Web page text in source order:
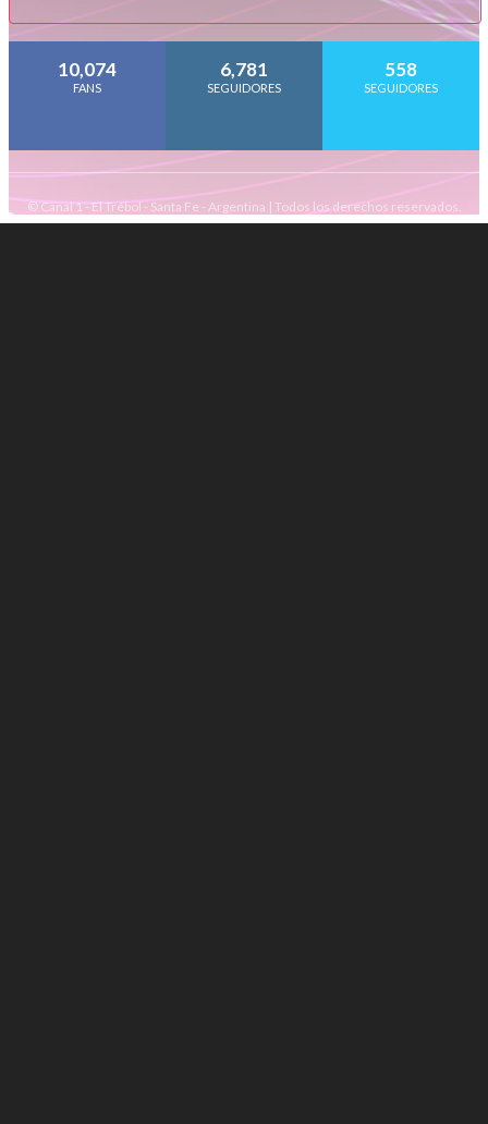
10,074
FANS
6,781
SEGUIDORES
558
SEGUIDORES
© Canal 1 - El Trébol - Santa Fe - Argentina | Todos los derechos reservados.